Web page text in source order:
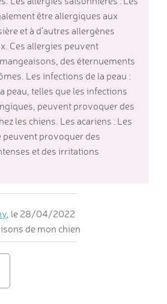
être allergiques aux
et à d'autres allergènes
Ces allergies peuvent
des éternuements
Les infections de la peau :
peau, telles que les infections
peuvent provoquer des
les chiens. Les acariens : Les
peuvent provoquer des
et des irritations
, le 28/04/2022
de mon chien